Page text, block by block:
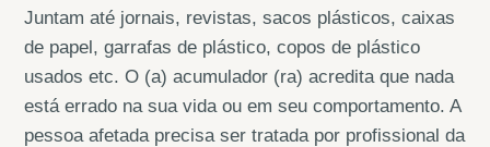
Juntam até jornais, revistas, sacos plásticos, caixas
de papel, garrafas de plástico, copos de plástico
usados etc. O (a) acumulador (ra) acredita que nada
está errado na sua vida ou em seu comportamento. A
pessoa afetada precisa ser tratada por profissional da